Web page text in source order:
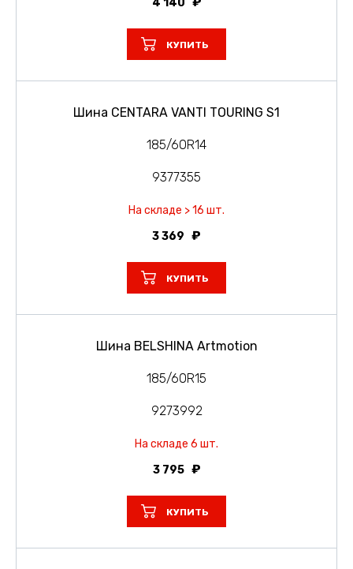
КУПИТЬ
Шина CENTARA VANTI TOURING S1
185/60R14
9377355
На складе > 16 шт.
3 369
КУПИТЬ
Шина BELSHINA Artmotion
185/60R15
9273992
На складе 6 шт.
3 795
КУПИТЬ